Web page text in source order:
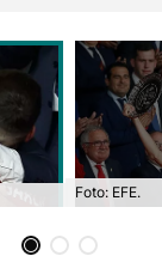
Foto: EFE.